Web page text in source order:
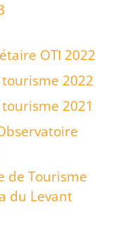
OTI 2022
2022
2021
de Tourisme
du Levant